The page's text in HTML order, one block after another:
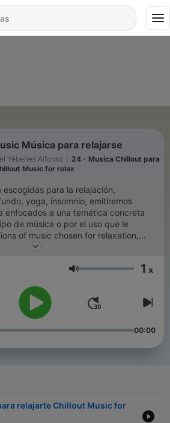
Música para relajarse
Yébenes Alfonso
24 - Musica Chillout para
Music for relax
escogidas para la relajación,
yoga, insomnio, emitiremos
enfocados a una temática concreta
de música o por el uso que le
of music chosen for relaxation,
yoga, insomnia, we will broadcast a
or by the use that we are going to give
Volumen 1 x
00:00
relajarte Chillout Music for